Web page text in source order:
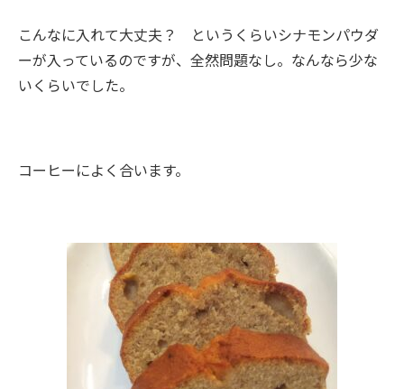
こんなに入れて大丈夫？ というくらいシナモンパウダ
ーが入っているのですが、全然問題なし。なんなら少な
いくらいでした。
コーヒーによく合います。